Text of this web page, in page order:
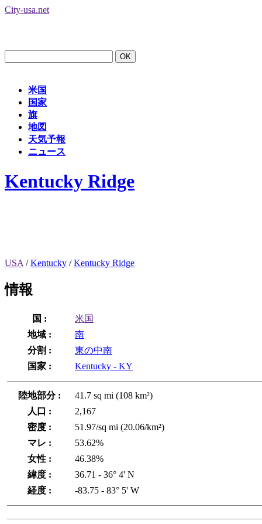
City-usa.net
米国
国家
旗
地図
天気予報
ニュース
Kentucky Ridge
USA /Kentucky /Kentucky Ridge
情報
国 :
米国
地域 :
南
分割 :
東の中南
国家 :
Kentucky - KY
陸地部分 :
41.7 sq mi (108 km²)
人口 :
2,167
密度 :
51.97/sq mi (20.06/km²)
マレ :
53.62%
女性 :
46.38%
緯度 :
36.71 - 36° 4' N
経度 :
-83.75 - 83° 5' W